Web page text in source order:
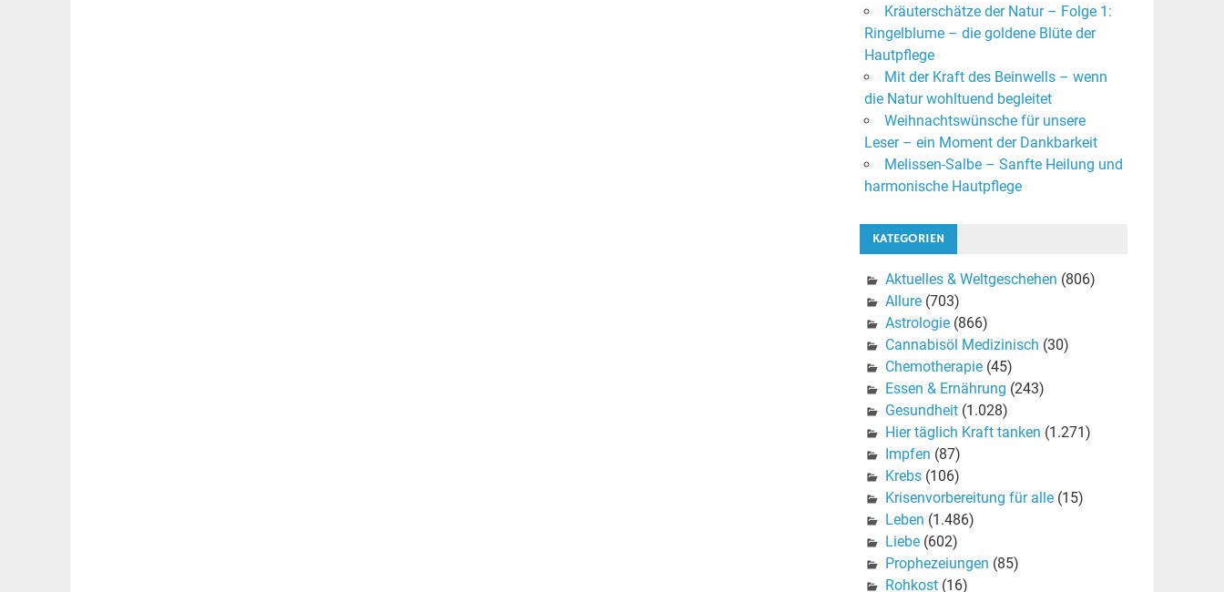
Kräuterschätze der Natur – Folge 1:
Ringelblume – die goldene Blüte der
Hautpflege
Mit der Kraft des Beinwells – wenn
die Natur wohltuend begleitet
Weihnachtswünsche für unsere
Leser – ein Moment der Dankbarkeit
Melissen-Salbe – Sanfte Heilung und
harmonische Hautpflege
KATEGORIEN
Aktuelles & Weltgeschehen (806)
Allure(703)
Astrologie(866)
Cannabisöl Medizinisch (30)
Chemotherapie(45)
Essen & Ernährung (243)
Gesundheit(1.028)
Hier täglich Kraft tanken (1.271)
Impfen (87)
Krebs(106)
Krisenvorbereitung für alle(15)
Leben (1.486)
Liebe(602)
Prophezeiungen (85)
Rohkost(16)